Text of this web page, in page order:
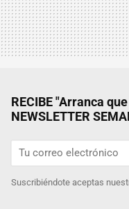
RECIBE "Arranca
NEWSLETTER
Suscribiéndote aceptas